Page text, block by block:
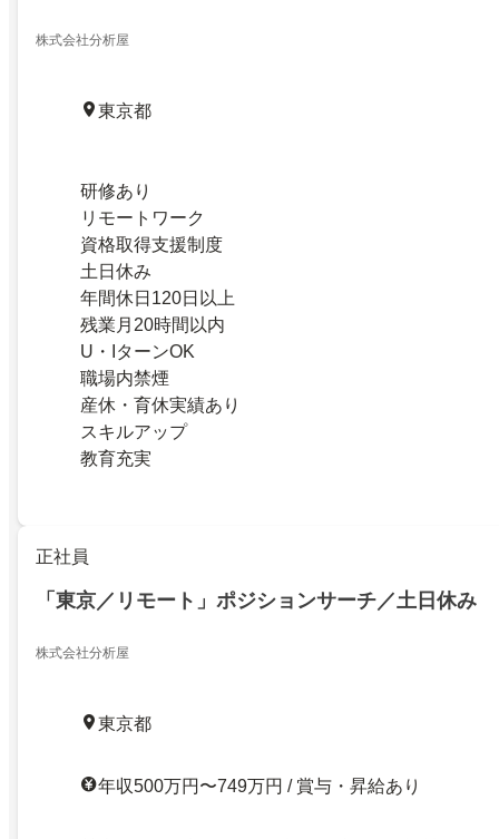
株式会社分析屋
東京都
研修あり
リモートワーク
資格取得支援制度
土日休み
年間休日120日以上
残業月20時間以内
U・IターンOK
職場内禁煙
産休・育休実績あり
スキルアップ
教育充実
正社員
「東京／リモート」ポジションサーチ／土日休み
株式会社分析屋
東京都
年収500万円〜749万円 / 賞与・昇給あり